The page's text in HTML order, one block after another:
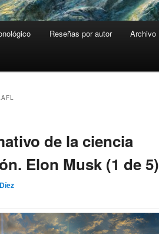
Reseñas por autor Archivo
de la ciencia
Elon Musk (1 de 5)